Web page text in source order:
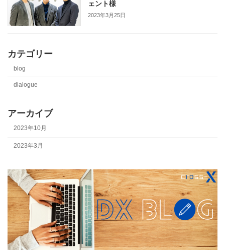
ェント様
2023年3月25日
カテゴリー
blog
dialogue
アーカイブ
2023年10月
2023年3月